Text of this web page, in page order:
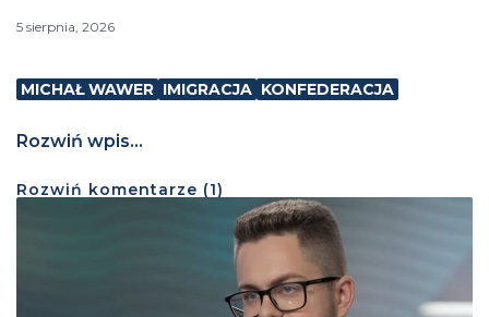
5 sierpnia, 2026
MICHAŁ WAWER IMIGRACJA KONFEDERACJA
Rozwiń wpis...
Rozwiń komentarze (1)